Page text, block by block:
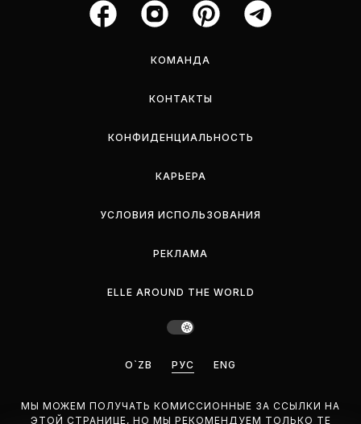
КОМАНДА
КОНТАКТЫ
КОНФИДЕНЦИАЛЬНОСТЬ
КАРЬЕРА
УСЛОВИЯ ИСПОЛЬЗОВАНИЯ
РЕКЛАМА
ELLE AROUND THE WORLD
O`ZB РУС ENG
МЫ МОЖЕМ ПОЛУЧАТЬ КОМИССИОННЫЕ ЗА ССЫЛКИ НА
ЭТОЙ СТРАНИЦЕ, НО МЫ РЕКОМЕНДУЕМ ТОЛЬКО ТЕ